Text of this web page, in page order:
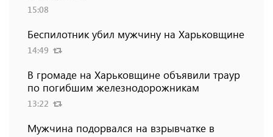
15:08
Беспилотник убил мужчину на Харьковщине
14:49
В громаде на Харьковщине объявили траур
по погибшим железнодорожникам
13:22
Мужчина подорвался на взрывчатке в